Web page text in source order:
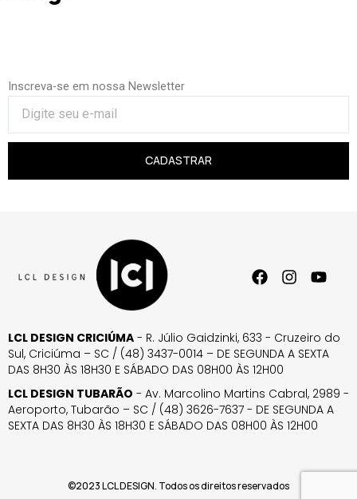
Inscreva-se em nossa Newsletter
CADASTRAR
LCL DESIGN CRICIÚMA - R. Júlio Gaidzinki, 633 - Cruzeiro do
Sul, Criciúma – SC / (48) 3437-0014 – DE SEGUNDA A SEXTA
DAS 8H30 ÀS 18H30 E SÁBADO DAS 08H00 ÀS 12H00
LCL DESIGN TUBARÃO - Av. Marcolino Martins Cabral, 2989 -
Aeroporto, Tubarão – SC / (48) 3626-7637 - DE SEGUNDA A
SEXTA DAS 8H30 ÀS 18H30 E SÁBADO DAS 08H00 ÀS 12H00
©2023 LCL DESIGN. Todos os direitos reservados